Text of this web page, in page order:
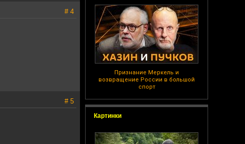
Признание Меркель и
возвращение России в большой
спорт
Картинки
# 4
# 5